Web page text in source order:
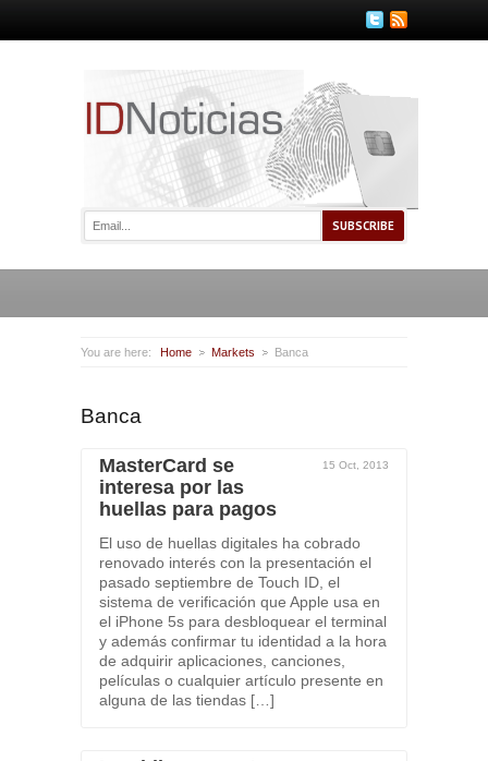
You are here: Home Markets Banca
Banca
15 Oct, 2013
MasterCard se
interesa por las
huellas para pagos
El uso de huellas digitales ha cobrado
renovado interés con la presentación el
pasado septiembre de Touch ID, el
sistema de verificación que Apple usa en
el iPhone 5s para desbloquear el terminal
y además confirmar tu identidad a la hora
de adquirir aplicaciones, canciones,
películas o cualquier artículo presente en
alguna de las tiendas […]